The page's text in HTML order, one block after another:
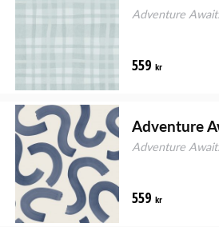
Adventure
559 kr
Adventure
Adventure
559 kr